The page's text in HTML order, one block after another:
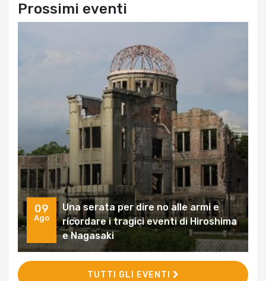
Prossimi eventi
09
Ago
Una serata per dire no alle armi e
ricordare i tragici eventi di Hiroshima
e Nagasaki
TUTTI GLI EVENTI